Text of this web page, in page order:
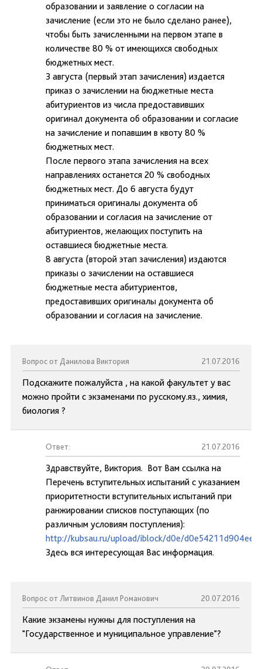
образовании и заявление о согласии на
зачисление (если это не было сделано ранее),
чтобы быть зачисленными на первом этапе в
количестве 80 % от имеющихся свободных
бюджетных мест.
3 августа (первый этап зачисления) издается
приказ о зачислении на бюджетные места
абитуриентов из числа предоставивших
оригинал документа об образовании и согласие
на зачисление и попавшим в квоту 80 %
бюджетных мест.
После первого этапа зачисления на всех
направлениях останется 20 % свободных
бюджетных мест. До 6 августа будут
приниматься оригиналы документа об
образовании и согласия на зачисление от
абитуриентов, желающих поступить на
оставшиеся бюджетные места.
8 августа (второй этап зачисления) издаются
приказы о зачислении на оставшиеся
бюджетные места абитуриентов,
предоставивших оригиналы документа об
образовании и согласия на зачисление.
Вопрос от Данилова Виктория 21.07.2016
Подскажите пожалуйста , на какой факультет у вас
можно пройти с экзаменами по русскому.яз., химия,
биология ?
Ответ: 21.07.2016
Здравствуйте, Виктория. Вот Вам ссылка на
Перечень вступительных испытаний с указанием
приоритетности вступительных испытаний при
ранжировании списков поступающих (по
различным условиям поступления):
http://kubsau.ru/upload/iblock/d0e/
Здесь вся интересующая Вас информация.
Вопрос от Литвинов Данил Романович 20.07.2016
Какие экзамены нужны для поступления на
"Государственное и муниципальное управление"?